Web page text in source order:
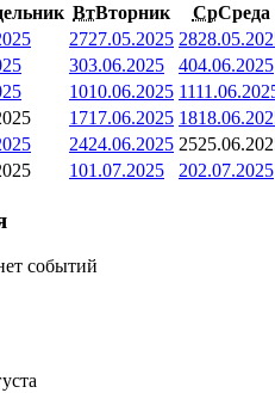
ВтВторник СрСреда
2727.05.2025 28
303.06.2025 404.06.2025
1010.06.2025 11
1717.06.2025 18
2424.06.2025 25
101.07.2025 202.07.2025
событий